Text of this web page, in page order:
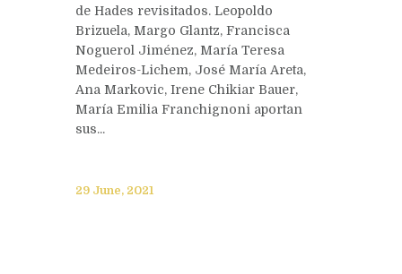
de Hades revisitados. Leopoldo
Brizuela, Margo Glantz, Francisca
Noguerol Jiménez, María Teresa
Medeiros-Lichem, José María Areta,
Ana Markovic, Irene Chikiar Bauer,
María Emilia Franchignoni aportan
sus...
29 June, 2021